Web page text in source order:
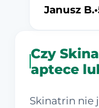
Janusz B.•
Czy
aptece
Skinatrin nie